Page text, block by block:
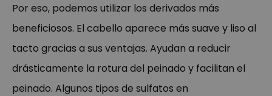
Por eso, podemos utilizar los derivados más
beneficiosos. El cabello aparece más suave y liso al
tacto gracias a sus ventajas. Ayudan a reducir
drásticamente la rotura del peinado y facilitan el
peinado. Algunos tipos de sulfatos en